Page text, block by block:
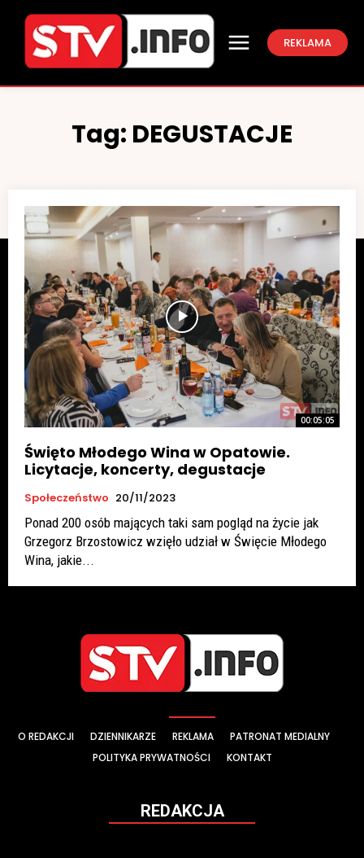
REKLAMA
Tag: DEGUSTACJE
00:05:05
Święto Młodego Wina w Opatowie.
Licytacje, koncerty, degustacje
Społeczeństwo 20/11/2023
Ponad 200 osób mających taki sam pogląd na życie jak
Grzegorz Brzostowicz wzięło udział w Święcie Młodego
Wina, jakie...
O REDAKCJI DZIENNIKARZE REKLAMA
PATRONAT MEDIALNY
POLITYKA PRYWATNOŚCI
KONTAKT
REDAKCJA